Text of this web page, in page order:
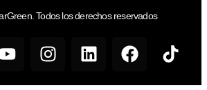
Todos los derechos reservados